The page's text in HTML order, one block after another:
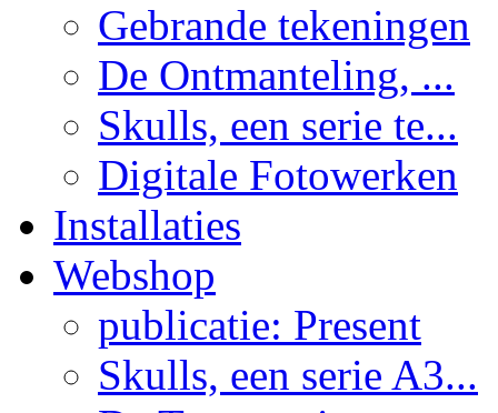
Gebrande tekeningen
De Ontmanteling, ...
Skulls, een serie te...
Digitale Fotowerken
Installaties
Webshop
publicatie: Present
Skulls, een serie A3...